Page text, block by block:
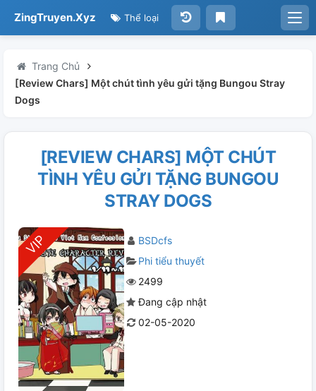
ZingTruyen.Xyz Thể loại
Trang Chủ
[Review Chars] Một chút tình yêu gửi tặng Bungou Stray
Dogs
[REVIEW CHARS] MỘT CHÚT
TÌNH YÊU GỬI TẶNG BUNGOU
STRAY DOGS
BSDcfs
Phi tiểu thuyết
2499
Đang cập nhật
02-05-2020